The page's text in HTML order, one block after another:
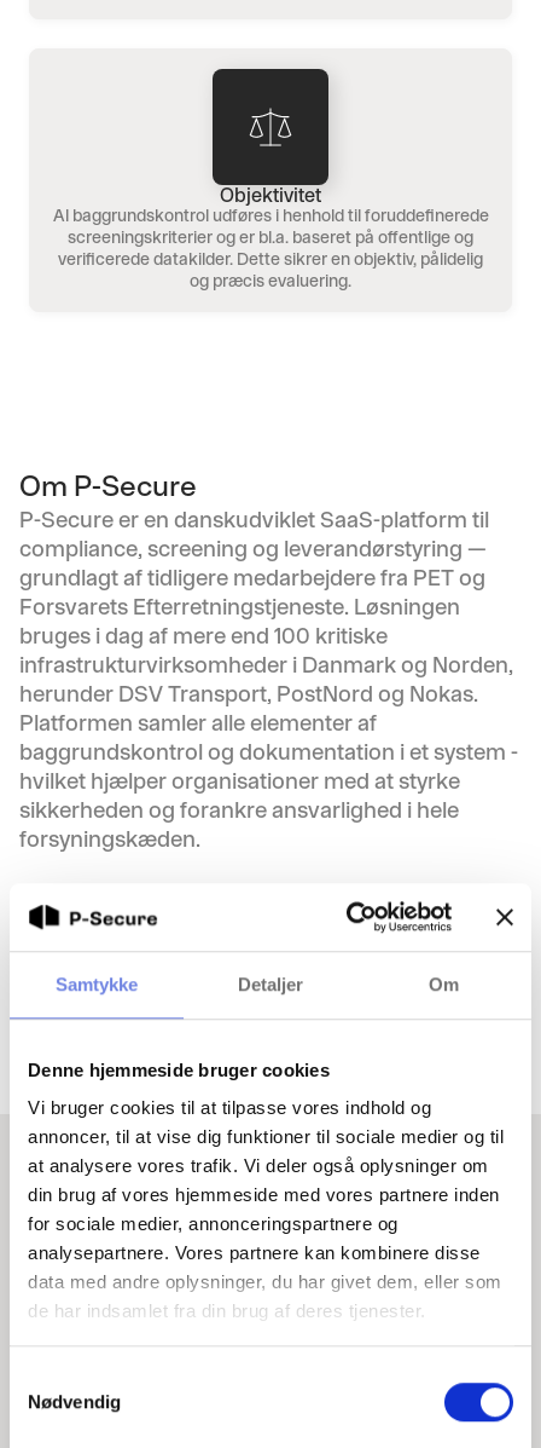
Samtykke Detaljer Om
Denne hjemmeside bruger cookies
Vi bruger cookies til at tilpasse vores indhold og
annoncer, til at vise dig funktioner til sociale medier og til
at analysere vores trafik. Vi deler også oplysninger om
din brug af vores hjemmeside med vores partnere inden
for sociale medier, annonceringspartnere og
analysepartnere. Vores partnere kan kombinere disse
data med andre oplysninger, du har givet dem, eller som
de har indsamlet fra din brug af deres tjenester.
Nødvendig
Objektivitet
Al baggrundskontrol udføres i henhold til foruddefinerede
screeningskriterier og er bl.a. baseret på offentlige og
verificerede datakilder. Dette sikrer en objektiv, pålidelig
og præcis evaluering.
Om P-Secure
P-Secure er en danskudviklet SaaS-platform til
compliance, screening og leverandørstyring —
grundlagt af tidligere medarbejdere fra PET og
Forsvarets Efterretningstjeneste. Løsningen
bruges i dag af mere end 100 kritiske
infrastrukturvirksomheder i Danmark og Norden,
herunder DSV Transport, PostNord og Nokas.
Platformen samler alle elementer af
baggrundskontrol og dokumentation i et system -
hvilket hjælper organisationer med at styrke
sikkerheden og forankre ansvarlighed i hele
forsyningskæden.
På grund af strengere krav i henhold til NIS2 og
CER anbefaler P-Secure, at transport-, logistik- og
havnevirksomheder allerede identificerer, hvilke
medarbejdere og leverandører der skal screenes
— og sikrer, at processen er på plads, før
Læs mere om truslerne i
transportsektoren
Nedenfor finder du artikler, der beskriver de
trusler, der findes i transportsektoren.